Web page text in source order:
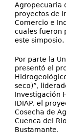
Agropecuaria
proyectos de
Comercio e
cuales fueron
este simposio.
Por parte la
presentó el
seco)”,
Investigación
IDIAP, el
Cosecha de
Cuenca del
Bustamante.